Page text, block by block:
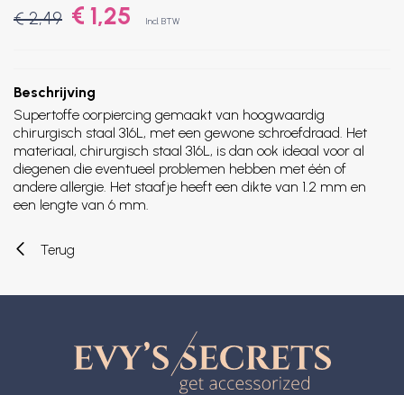
€ 2,49 € 1,25 Incl. BTW
Beschrijving
Supertoffe oorpiercing gemaakt van hoogwaardig
chirurgisch staal 316L, met een gewone schroefdraad. Het
materiaal, chirurgisch staal 316L, is dan ook ideaal voor al
diegenen die eventueel problemen hebben met één of
andere allergie. Het staafje heeft een dikte van 1.2 mm en
een lengte van 6 mm.
Terug